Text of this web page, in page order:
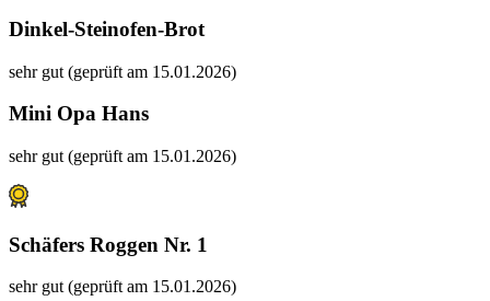
Dinkel-Steinofen-Brot
sehr gut (geprüft am 15.01.2026)
Mini Opa Hans
sehr gut (geprüft am 15.01.2026)
Schäfers Roggen Nr. 1
sehr gut (geprüft am 15.01.2026)